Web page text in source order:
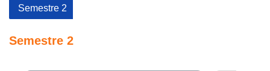
Semestre 2
Semestre 2